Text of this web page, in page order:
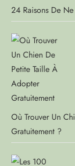
24 Raisons De
Où Trouver Un
Gratuitement ?